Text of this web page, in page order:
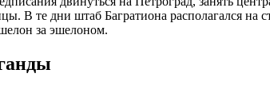
В те дни штаб Багратиона располагался
за эшелоном.